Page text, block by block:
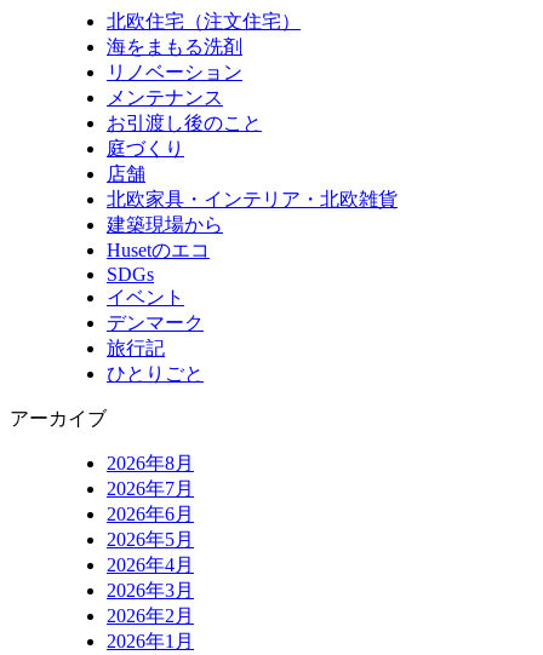
北欧住宅（注文住宅）
海をまもる洗剤
リノベーション
メンテナンス
お引渡し後のこと
庭づくり
店舗
北欧家具・インテリア・北欧雑貨
建築現場から
Husetのエコ
SDGs
イベント
デンマーク
旅行記
ひとりごと
アーカイブ
2026年8月
2026年7月
2026年6月
2026年5月
2026年4月
2026年3月
2026年2月
2026年1月